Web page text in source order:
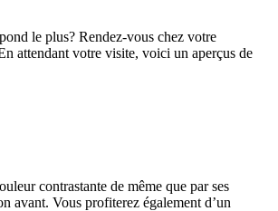
le plus? Rendez-vous chez votre
attendant votre visite, voici un aperçus de
contrastante de même que par ses
avant. Vous profiterez également d’un